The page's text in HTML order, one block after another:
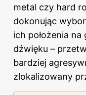
metal czy hard
dokonując
ich położenia
dźwięku –
bardziej
zlokalizowany